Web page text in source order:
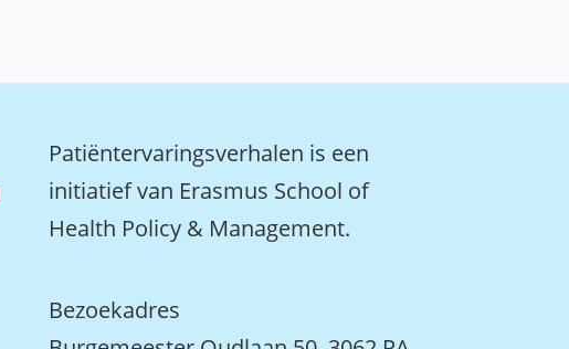
Patiëntervaringsverhalen is een
initiatief van Erasmus School of
Health Policy & Management.
Bezoekadres